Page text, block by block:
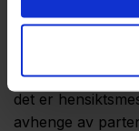
Du bør også
gå over – det
du vil avslutte
det er
avhenge av